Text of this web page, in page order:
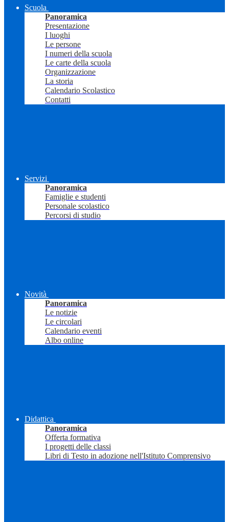
Scuola
Panoramica
Presentazione
I luoghi
Le persone
I numeri della scuola
Le carte della scuola
Organizzazione
La storia
Calendario Scolastico
Contatti
Servizi
Panoramica
Famiglie e studenti
Personale scolastico
Percorsi di studio
Novità
Panoramica
Le notizie
Le circolari
Calendario eventi
Albo online
Didattica
Panoramica
Offerta formativa
I progetti delle classi
Libri di Testo in adozione nell'Istituto Comprensivo